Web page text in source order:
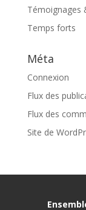
Témoignages
Temps forts
Méta
Connexion
Flux des
Flux des
Site de